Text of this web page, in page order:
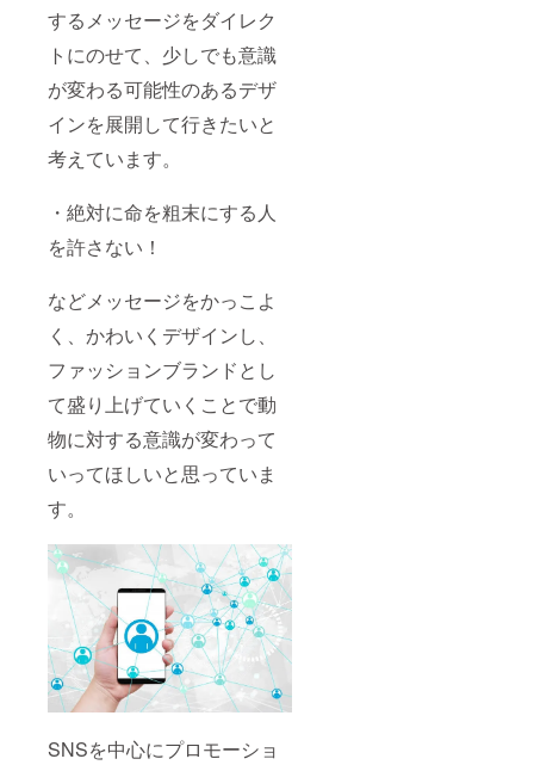
するメッセージをダイレク
トにのせて、少しでも意識
が変わる可能性のあるデザ
インを展開して行きたいと
考えています。
・絶対に命を粗末にする人
を許さない！
などメッセージをかっこよ
く、かわいくデザインし、
ファッションブランドとし
て盛り上げていくことで動
物に対する意識が変わって
いってほしいと思っていま
す。
SNSを中心にプロモーショ